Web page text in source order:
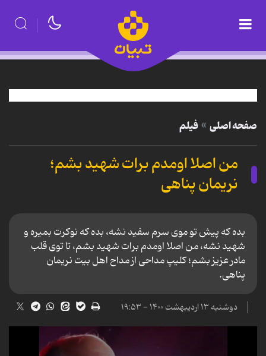
صفحه اصلی فیلم
من اصلا اومدم برات شهید بشم؛
نریمان پناهی
بده که پیش تو موی سرم سفید نشه، بده که نوکرت بمیره و
شهید نشه، من اصلا اومدم برات شهید بشم، تا توی قلب
مادر عزیز بشم؛ کلیپ مداحی از مداح اهل بیت نریمان
پناهی.
دوشنبه ۱۳ اردیبهشت ۱۴۰۰ - ۱۹:۵۳